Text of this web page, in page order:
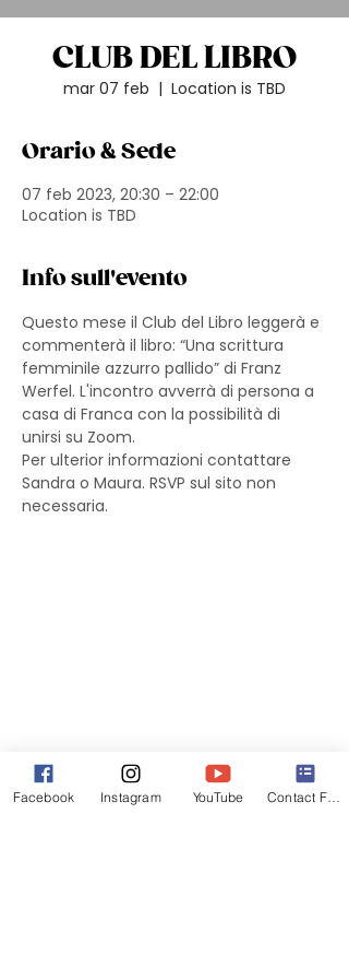
CLUB DEL LIBRO
mar 07 feb
  |
Location is TBD
Orario & Sede
07 feb 2023, 20:30 – 22:00
Location is TBD
Info sull'evento
Questo mese il Club del Libro leggerà e
commenterà il libro: “Una scrittura
femminile azzurro pallido” di Franz
Werfel. L'incontro avverrà di persona a
casa di Franca con la possibilità di
unirsi su Zoom.
Per ulterior informazioni contattare
Sandra o Maura. RSVP sul sito non
necessaria.
Facebook Instagram YouTube Contact Form